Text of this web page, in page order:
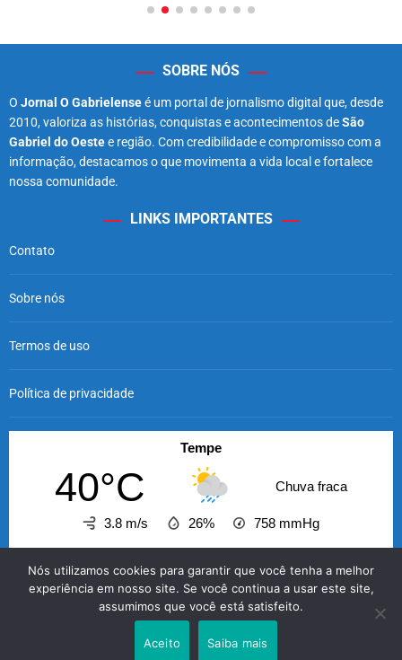
SOBRE NÓS
O Jornal O Gabrielenseé um portal de jornalismo digital que, desde
2010, valoriza as histórias, conquistas e acontecimentos deSão
Gabriel do Oestee região. Com credibilidade e compromisso com a
informação, destacamos o que movimenta a vida local e fortalece
nossa comunidade.
LINKS IMPORTANTES
Contato
Sobre nós
Termos de uso
Política de privacidade
Tempe
40°C Chuva fraca
3.8 m/s 26% 758 mmHg
37°C 38°C 38°C 39°C
Nós utilizamos cookies para garantir que você tenha a melhor
experiência em nosso site. Se você continua a usar este site,
assumimos que você está satisfeito.
Aceito Saiba mais